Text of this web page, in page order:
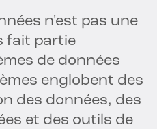
n'est pas une
fait partie
de données
englobent des
des données, des
et des outils de